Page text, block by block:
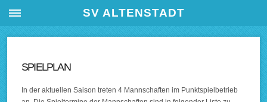
SPIELPLAN
In der aktuellen Saison treten 4 Mannschaften im Punktspielbetrieb
SV ALTENSTADT